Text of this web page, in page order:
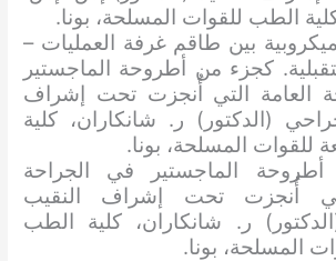
الطب للقوات المسلحة، بونا.
بين طاقم غرفة العمليات –
كجزء من أطروحة الماجستير
العامة التي أُنجزت تحت إشراف
(الدكتور) ر. شانكاران، كلية
للقوات المسلحة، بونا.
الماجستير في الجراحة
أُنجزت تحت إشراف النقيب
ر. شانكاران، كلية الطب
المسلحة، بونا.